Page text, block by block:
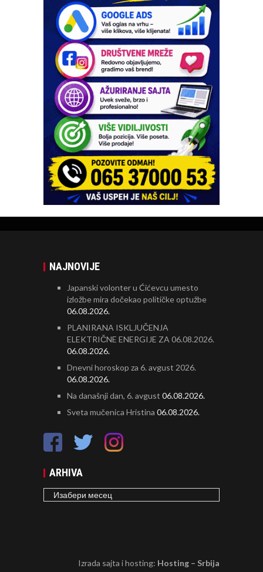
NAJNOVIJE
Japanski volonter u Ćićevcu umesto
izložbe mira dočekao političke optužbe
06.08.2026.
PLANIRANA ISKLJUČENJA
ELEKTRIČNE ENERGIJE ZA 06.08.2026.
06.08.2026.
Dnevni horoskop za 6. avgust 2026.
06.08.2026.
Na današnji dan, 6. avgust 06.08.2026.
Sveta mučenica Hristina 06.08.2026.
ARHIVA
ARHIVA
Izrada sajta i hosting: Hosting – Srbija